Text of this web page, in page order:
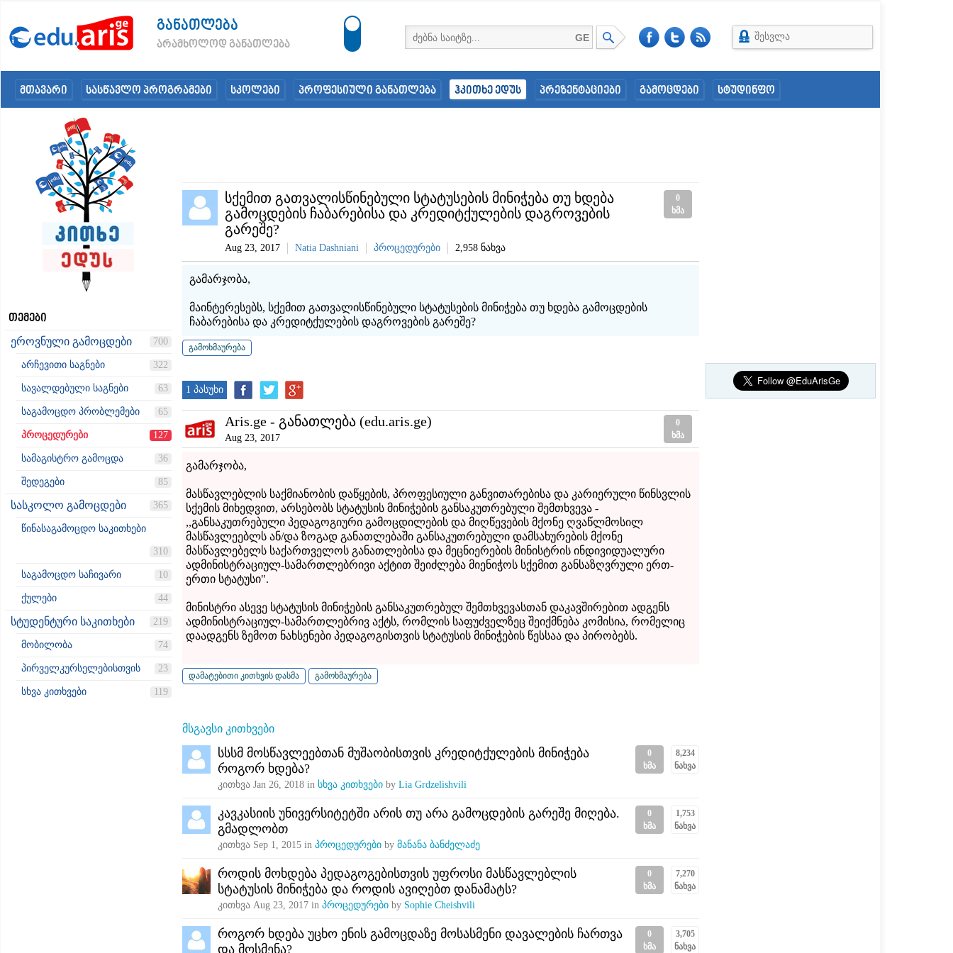
განათლება
არამხოლოდ განათლება
GE შესვლა
მთავარი სასწავლო პროგრამები სკოლები პროფესიული განათლება ჰკითხე ედუს პრეზენტაციები გამოცდები სტუდინფო
თემები
ეროვნული გამოცდები 700
არჩევითი საგნები 322
სავალდებული საგნები 63
საგამოცდო პრობლემები 65
პროცედურები 127
სამაგისტრო გამოცდა 36
შედეგები 85
სასკოლო გამოცდები 365
წინასაგამოცდო საკითხები
310
საგამოცდო საჩივარი 10
ქულები 44
სტუდენტური საკითხები 219
მობილობა 74
პირველკურსელებისთვის 23
სხვა კითხვები 119
0
ხმა
სქემით გათვალისწინებული სტატუსების მინიჭება თუ ხდება
გამოცდების ჩაბარებისა და კრედიტქულების დაგროვების
გარეშე?
Aug 23, 2017 Natia Dashniani პროცედურები 2,958 ნახვა
გამარჯობა,
მაინტერესებს, სქემით გათვალისწინებული სტატუსების მინიჭება თუ ხდება გამოცდების
ჩაბარებისა და კრედიტქულების დაგროვების გარეშე?
1 პასუხი
Aris.ge - განათლება (edu.aris.ge)
გამარჯობა,
მასწავლებლის საქმიანობის დაწყების, პროფესიული განვითარებისა და კარიერული წინსვლის
სქემის მიხედვით, არსებობს სტატუსის მინიჭების განსაკუთრებული შემთხვევა -
,,განსაკუთრებული პედაგოგიური გამოცდილების და მიღწევების მქონე ღვაწლმოსილ
მასწავლეებლს ან/და ზოგად განათლებაში განსაკუთრებული დამსახურების მქონე
მასწავლებელს საქართველოს განათლებისა და მეცნიერების მინისტრის ინდივიდუალური
ადმინისტრაციულ-სამართლებრივი აქტით შეიძლება მიენიჭოს სქემით განსაზღვრული ერთ-
ერთი სტატუსი".
მინისტრი ასევე სტატუსის მინიჭების განსაკუთრებულ შემთხვევასთან დაკავშირებით ადგენს
ადმინისტრაციულ-სამართლებრივ აქტს, რომლის საფუძველზეც შეიქმნება კომისია, რომელიც
დაადგენს ზემოთ ნახსენები პედაგოგისთვის სტატუსის მინიჭების წესსაა და პირობებს.
0
ხმა
Aug 23, 2017
მსგავსი კითხვები
0
ხმა
8,234
ნახვა
სსსმ მოსწავლეებთან მუშაობისთვის კრედიტქულების მინიჭება
როგორ ხდება?
კითხვა Jan 26, 2018 in სხვა კითხვები by Lia Grdzelishvili
0
ხმა
1,753
ნახვა
კავკასიის უნივერსიტეტში არის თუ არა გამოცდების გარეშე მიღება.
გმადლობთ
კითხვა Sep 1, 2015 in პროცედურები by მანანა ბანძელაძე
0
ხმა
7,270
ნახვა
როდის მოხდება პედაგოგებისთვის უფროსი მასწავლებლის
სტატუსის მინიჭება და როდის ავიღებთ დანამატს?
კითხვა Aug 23, 2017 in პროცედურები by Sophie Cheishvili
0
ხმა
3,705
ნახვა
როგორ ხდება უცხო ენის გამოცდაზე მოსასმენი დავალების ჩართვა
და მოსმენა?